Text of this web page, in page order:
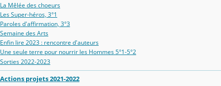
La Mêlée des choeurs
Les Super-héros, 3°1
Paroles d'affirmation, 3°3
Semaine des Arts
Enfin lire 2023 : rencontre d'auteurs
Une seule terre pour nourrir les Hommes 5°1-5°2
Sorties 2022-2023
Actions projets 2021-2022